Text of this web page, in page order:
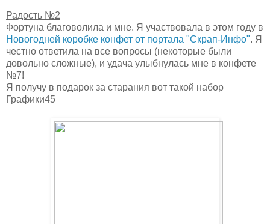
Радость №2
Фортуна благоволила и мне. Я участвовала в этом году в
Новогодней коробке конфет от портала "Скрап-Инфо". Я
честно ответила на все вопросы (некоторые были
довольно сложные), и удача улыбнулась мне в конфете
№7!
Я получу в подарок за старания вот такой набор
Графики45